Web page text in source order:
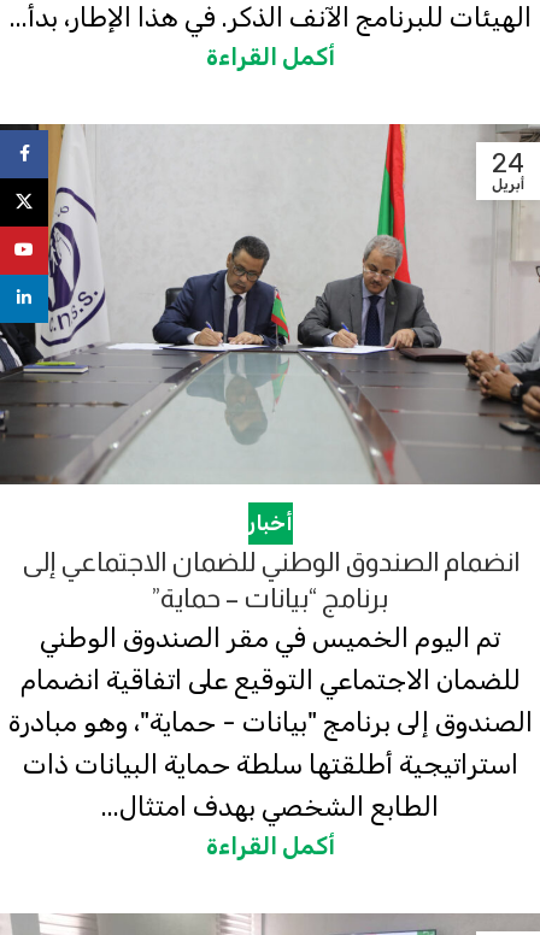
الهيئات للبرنامج الآنف الذكر. في هذا الإطار، بدأ...
أكمل القراءة
24
أبريل
أخبار
انضمام الصندوق الوطني للضمان الاجتماعي إلى
برنامج “بيانات – حماية”
تم اليوم الخميس في مقر الصندوق الوطني
للضمان الاجتماعي التوقيع على اتفاقية انضمام
الصندوق إلى برنامج "بيانات - حماية"، وهو مبادرة
استراتيجية أطلقتها سلطة حماية البيانات ذات
الطابع الشخصي بهدف امتثال...
أكمل القراءة